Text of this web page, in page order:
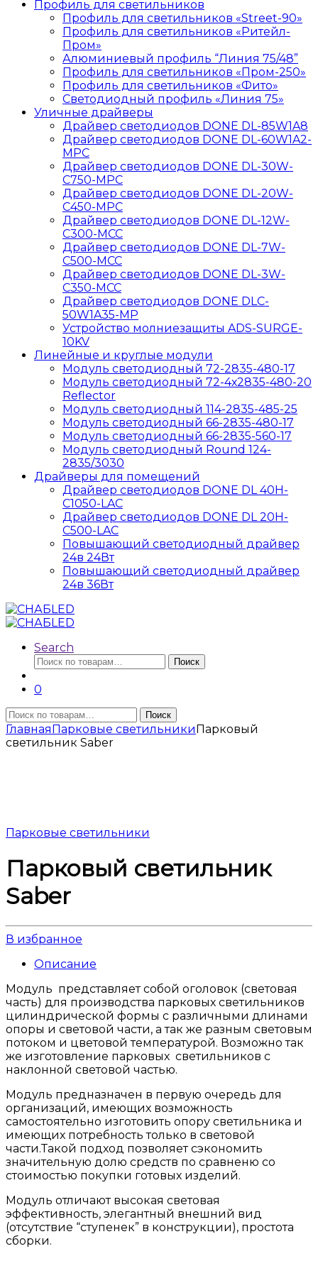
Профиль для светильников
Профиль для светильников «Street-90»
Профиль для светильников «Ритейл-
Пром»
Алюминиевый профиль “Линия 75/48”
Профиль для светильников «Пром-250»
Профиль для светильников «Фито»
Светодиодный профиль «Линия 75»
Уличные драйверы
Драйвер светодиодов DONE DL-85W1A8
Драйвер светодиодов DONE DL-60W1A2-
MPС
Драйвер светодиодов DONE DL-30W-
C750-MPС
Драйвер светодиодов DONE DL-20W-
C450-MPС
Драйвер светодиодов DONE DL-12W-
C300-MCC
Драйвер светодиодов DONE DL-7W-
C500-MCC
Драйвер светодиодов DONE DL-3W-
C350-MCC
Драйвер светодиодов DONE DLC-
50W1A35-MP
Устройство молниезащиты ADS-SURGE-
10KV
Линейные и круглые модули
Модуль светодиодный 72-2835-480-17
Модуль светодиодный 72-4х2835-480-20
Reflector
Модуль светодиодный 114-2835-485-25
Модуль светодиодный 66-2835-480-17
Модуль светодиодный 66-2835-560-17
Модуль светодиодный Round 124-
2835/3030
Драйверы для помещений
Драйвер светодиодов DONE DL 40H-
C1050-LAC
Драйвер светодиодов DONE DL 20H-
C500-LAC
Повышающий светодиодный драйвер
24в 24Вт
Повышающий светодиодный драйвер
24в 36Вт
Search
Искать:
Поиск
0
Искать:
Поиск
ГлавнаяПарковые светильникиПарковый
светильник Saber
Парковые светильники
Парковый светильник
Saber
В избранное
Описание
Модуль представляет собой оголовок (световая
часть) для производства парковых светильников
цилиндрической формы с различными длинами
опоры и световой части, а так же разным световым
потоком и цветовой температурой. Возможно так
же изготовление парковых светильников с
наклонной световой частью.
Модуль предназначен в первую очередь для
организаций, имеющих возможность
самостоятельно изготовить опору светильника и
имеющих потребность только в световой
части.Такой подход позволяет сэкономить
значительную долю средств по сравненю со
стоимостью покупки готовых изделий.
Модуль отличают высокая световая
эффективность, элегантный внешний вид
(отсутствие “ступенек” в конструкции), простота
сборки.